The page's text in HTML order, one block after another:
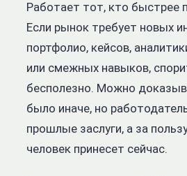
Работает тот, кто быстрее
Если рынок требует новых
портфолио, кейсов,
или смежных навыков,
бесполезно. Можно
было иначе, но
прошлые заслуги, а за
человек принесет сейчас.